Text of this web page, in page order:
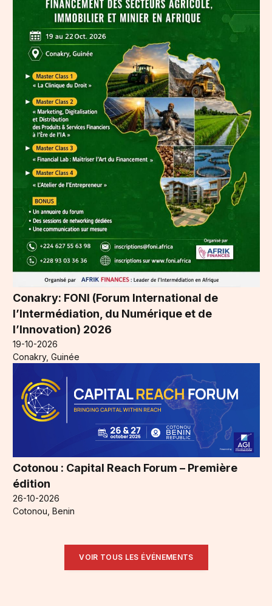
Conakry: FONI (Forum International de
l’Intermédiation, du Numérique et de
l’Innovation) 2026
19-10-2026
Conakry, Guinée
Cotonou : Capital Reach Forum – Première
édition
26-10-2026
Cotonou, Benin
VOIR TOUS LES ÉVÉNEMENTS